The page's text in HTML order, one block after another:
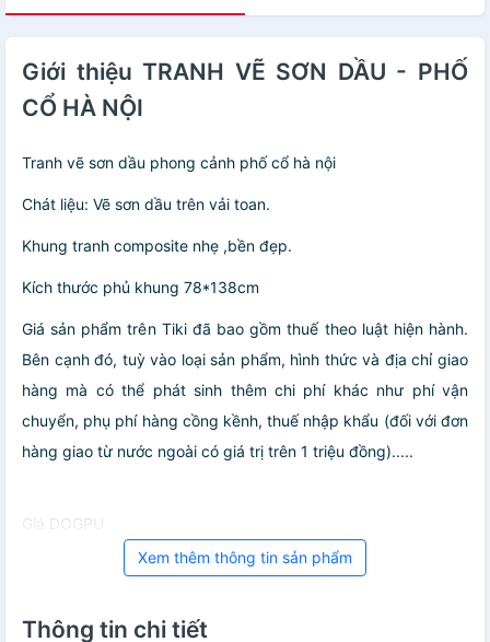
Giới thiệu TRANH VẼ SƠN DẦU - PHỐ
CỔ HÀ NỘI
Tranh vẽ sơn dầu phong cảnh phố cổ hà nội
Chát liệu: Vẽ sơn dầu trên vải toan.
Khung tranh composite nhẹ ,bền đẹp.
Kích thước phủ khung 78*138cm
Giá sản phẩm trên Tiki đã bao gồm thuế theo luật hiện hành.
Bên cạnh đó, tuỳ vào loại sản phẩm, hình thức và địa chỉ giao
hàng mà có thể phát sinh thêm chi phí khác như phí vận
chuyển, phụ phí hàng cồng kềnh, thuế nhập khẩu (đối với đơn
hàng giao từ nước ngoài có giá trị trên 1 triệu đồng).....
Giá DOGPU
Xem thêm thông tin sản phẩm
Thông tin chi tiết